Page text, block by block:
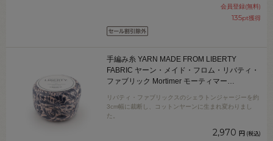
会員登録(無料)
135pt獲得
手編み糸 YARN MADE FROM LIBERTY
FABRIC ヤーン・メイド・フロム・リバティ・
ファブリック Mortimer モーティマー
リバティ・ファブリックスのシェラトンジャージーを約
3cm幅に裁断し、コットンヤーンに生まれ変わりまし
た。
2,970 円 (税込)